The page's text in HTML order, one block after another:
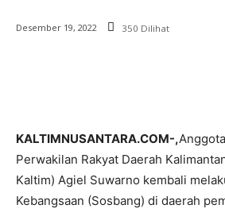
Desember 19, 2022 350 Dilihat
KALTIMNUSANTARA.COM-,
Perwakilan Rakyat Daerah
Kaltim) Agiel Suwarno kembali
Kebangsaan (Sosbang) di daerah